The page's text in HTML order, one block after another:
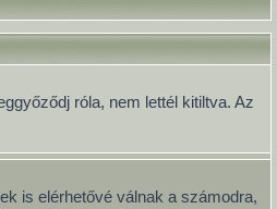
róla, nem lettél kitiltva. Az
is elérhetővé válnak a számodra,